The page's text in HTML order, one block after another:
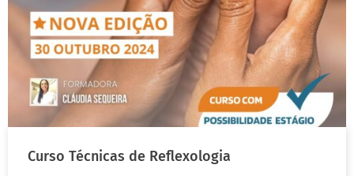
Curso Técnicas de Reflexologia